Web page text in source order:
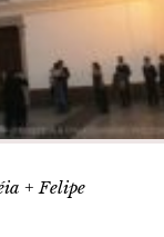
+ Felipe